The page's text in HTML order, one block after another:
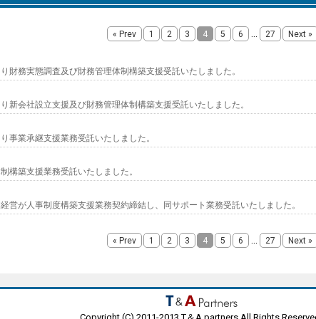
« Prev 1 2 3 4 5 6 27 Next »
財務実態調査及び財務管理体制構築支援受託いたしました。
新会社設立支援及び財務管理体制構築支援受託いたしました。
事業承継支援業務受託いたしました。
構築支援業務受託いたしました。
営が人事制度構築支援業務契約締結し、同サポート業務受託いたしました。
« Prev 1 2 3 4 5 6 27 Next »
Copyright (C) 2011-2013 T＆A partners All Rights